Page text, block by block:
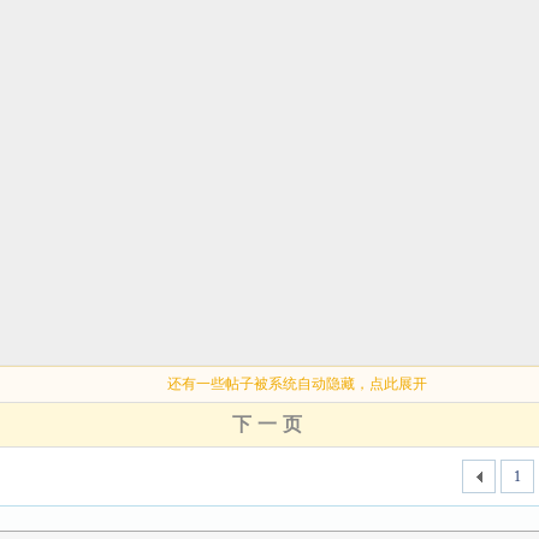
还有一些帖子被系统自动隐藏，点此展开
下一页
1